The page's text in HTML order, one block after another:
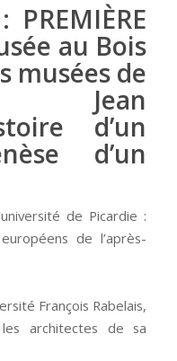
au Bois
musées de
Jean
d’un
d’un
de Picardie :
de l’après-
François Rabelais,
architectes de sa